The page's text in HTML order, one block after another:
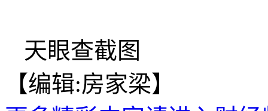
天眼查截图
【编辑:房家梁】